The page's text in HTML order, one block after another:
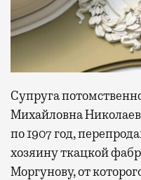
Супруга
Михайловна
по 1907 год,
хозяину ткацкой
Моргунову, от